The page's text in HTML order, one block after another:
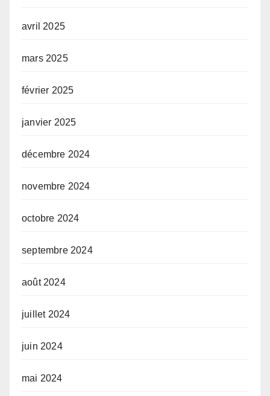
avril 2025
mars 2025
février 2025
janvier 2025
décembre 2024
novembre 2024
octobre 2024
septembre 2024
août 2024
juillet 2024
juin 2024
mai 2024